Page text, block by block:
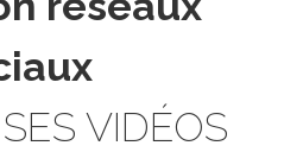
VIDÉOS